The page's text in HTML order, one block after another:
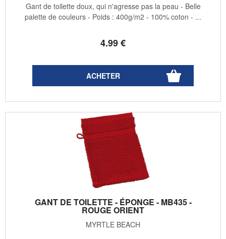
4.99€
Gant de toilette doux, qui n'agresse pas la peau - Belle
palette de couleurs - Poids : 400g/m2 - 100% coton - ...
GANT DE TOILETTE - ÉPONGE - MB435 -
ROUGE ORIENT
MYRTLE BEACH